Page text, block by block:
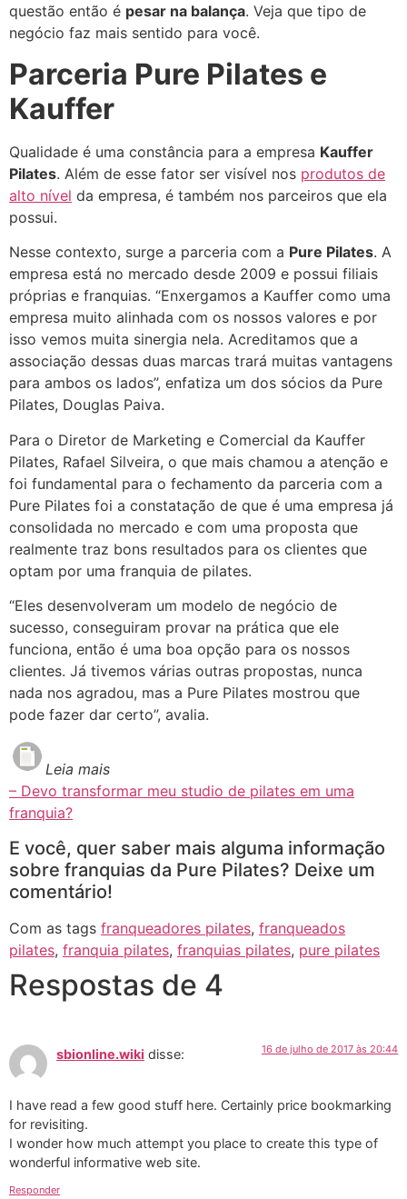
questão então é pesar na balança. Veja que tipo de
negócio faz mais sentido para você.
Parceria Pure Pilates e
Kauffer
Qualidade é uma constância para a empresa Kauffer
Pilates. Além de esse fator ser visível nos produtos de
alto nível da empresa, é também nos parceiros que ela
possui.
Nesse contexto, surge a parceria com a Pure Pilates. A
empresa está no mercado desde 2009 e possui filiais
próprias e franquias. “Enxergamos a Kauffer como uma
empresa muito alinhada com os nossos valores e por
isso vemos muita sinergia nela. Acreditamos que a
associação dessas duas marcas trará muitas vantagens
para ambos os lados”, enfatiza um dos sócios da Pure
Pilates, Douglas Paiva.
Para o Diretor de Marketing e Comercial da Kauffer
Pilates, Rafael Silveira, o que mais chamou a atenção e
foi fundamental para o fechamento da parceria com a
Pure Pilates foi a constatação de que é uma empresa já
consolidada no mercado e com uma proposta que
realmente traz bons resultados para os clientes que
optam por uma franquia de pilates.
“Eles desenvolveram um modelo de negócio de
sucesso, conseguiram provar na prática que ele
funciona, então é uma boa opção para os nossos
clientes. Já tivemos várias outras propostas, nunca
nada nos agradou, mas a Pure Pilates mostrou que
pode fazer dar certo”, avalia.
Leia mais
– Devo transformar meu studio de pilates em uma
franquia?
E você, quer saber mais alguma informação
sobre franquias da Pure Pilates? Deixe um
comentário!
Com as tags franqueadores pilates, franqueados
pilates, franquia pilates, franquias pilates, pure pilates
Respostas de 4
sbionline.wiki disse: 16 de julho de 2017 às 20:44
I have read a few good stuff here. Certainly price bookmarking
for revisiting.
I wonder how much attempt you place to create this type of
wonderful informative web site.
Responder